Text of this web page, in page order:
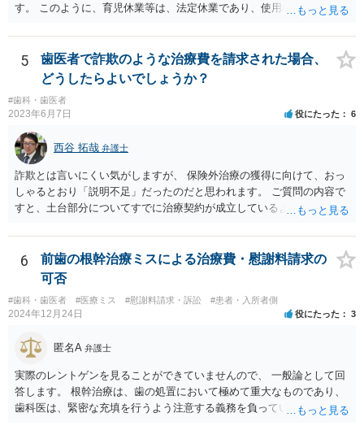
す。 このように、育児休業等は、法定休業であり、使用者側で任意に
って、産休・育休を認めないということはできません。 ただし、残念
ながら実際には、妊娠・出産をしたら退職する慣行の事業者はありま
す。 しかし、このような慣行となっていること自体が、均等法９条１
項に違反します。 均等法違反は行政指導の対象となり、事業者が是正
勧告に従わない場合には企業名が公表される可能性もあります。 実際
に小さな医院で公表までいったケースがありますが、かなり稀なケー
スと言えます。 また、産休・育休を理由とした解雇は無効であり、損
害賠償請求の対象にもなります。 実際にどのようなアクションを取る
かは、職場での人間関係など気になる点があると思いますが、弁護士
か労基署へ一度ご相談いただくと安心だと思います。 均等法 （婚姻、
妊娠、出産等を理由とする不利益取扱いの禁止等） 第九条 事業主
は、女性労働者が婚姻し、妊娠し、又は出産したことを退職理由とし
て予定する定めをしてはならない。 ２ 事業主は、女性労働者が婚姻
したことを理由として、解雇してはならない。 ３ 事業主は、その雇
用する女性労働者が妊娠したこと、出産したこと、労働基準法（昭和
二十二年法律第四十九号）第六十五条第一項の規定による休業を請求
し、又は同項若しくは同条第二項の規定による休業をしたことその他
の妊娠又は出産に関する事由であつて厚生労働省令で定めるものを理
はならない。 ４ 妊娠中の女性労働者及び出産後一年を経過しない女
該解雇が前項に規定する事由を理由とする解雇でないことを証明した
ときは、この限りでない。
5
歯医者で詐欺のような治療費を請求された場合、
どうしたらよいでしょうか？
#歯科・歯医者
2023年6月7日 役にたった 6
西谷 拓哉 弁護士
詐欺とは言いにくい気がしますが、 保険外治療の獲得に向けて、おっ
しゃるとおり「説明不足」だったのだと思われます。 ご質問の内容で
すと、土台部分についてすでに治療契約が成立しているように思われ
させることができます。 消費者契約法は、いくつか取消の類型を定め
ています。 いくつか該当しそうな取消権をご参考までのせます。 ①土
台と被せ物の治療は通常同じ歯科で行いますので、被せ物の治療費が
４０万円もかかるというのは 治療費という重要な事項について、不利
益なる事実の不告知があった認められると考えられます。 そのため、
４０万円もかかるとは夢にも思わなかったという事情があれば、不利
益事実の不告知を理由とした取消権を主張することが出来る可能性が
あります（消費者契約法４条２項）。 ②また、保険外治療の必要性に
ついて虚偽の説明があったのであれば、不実告知取消ということも考
えられます（消費者契約法４条１項１号）。 ③そのほか、歯科治療
中、抗らうことが困難な状態で保険外治療の勧誘をされたということ
であれば、最近（令和５年６月１日）施行されたばかりですが、 退去
6
前歯の根幹治療ミスによる治療費・慰謝料請求の
可否
#歯科・歯医者 #医療ミス #慰謝料請求・訴訟 #患者・入所者側
2024年12月24日 役にたった 3
匿名A 弁護士
実際のレントゲンを見ることができていませんので、 一般論として回
答します。 根幹治療は、歯の処置において極めて重大なものであり、
歯科医は、緊密な充填を行うよう注意する義務を負っていると考えら